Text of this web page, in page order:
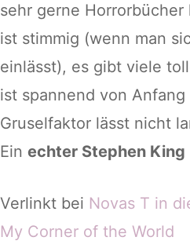
sehr gerne
ist stimmig (wenn man
einlässt), es gibt viele
ist spannend von
Gruselfaktor lässt nicht
Ein echter Stephen King
Verlinkt bei Novas T in
My Corner of the World